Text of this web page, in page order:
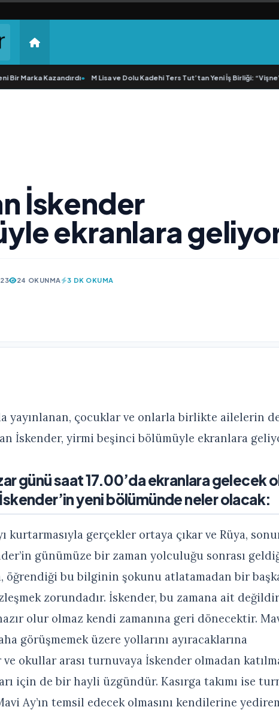
Marka Kazandırdı• M Lisa ve Dolu Kadehi Ters Tut’tan Yeni İş Birliği: “Vişne”•
İskender
ekranlara
24 OKUNMA 3 DK OKUMA
yayınlanan, çocuklar ve onlarla birlikte ailelerin
İskender, yirmi beşinci bölümüyle ekranlara
günü saat 17.00’da ekranlara gelecek
yeni bölümünde neler olacak:
kurtarmasıyla gerçekler ortaya çıkar ve Rüya,
günümüze bir zaman yolculuğu sonrası
öğrendiği bu bilginin şokunu atlatamadan bir
zorundadır. İskender, bu zamana ait
olur olmaz kendi zamanına geri dönecektir.
görüşmemek üzere yollarını ayıracaklarına
ve okullar arası turnuvaya İskender olmadan
için de bir hayli üzgündür. Kasırga takımı ise
Ay’ın temsil edecek olmasını kendilerine